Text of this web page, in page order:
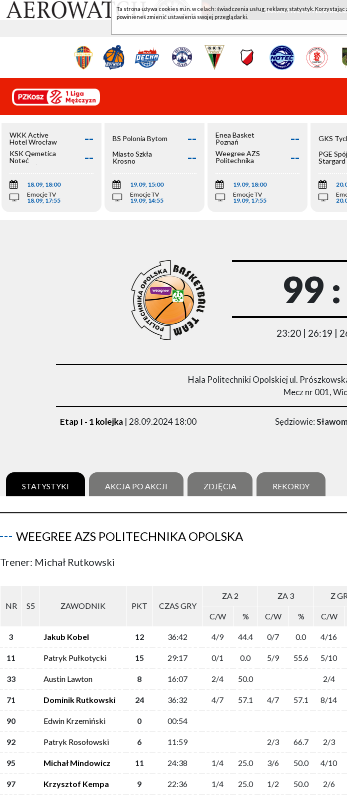
WKK ACTIVE HOTEL
WKK Active
Hotel Wrocław
--
KSK Qemetica
Noteć
Inowrocław
--
18.09, 18:00
Emocje TV
18.09, 17:55
BS Polonia Bytom --
Miasto Szkła
Krosno
--
19.09, 15:00
Emocje TV
19.09, 14:55
Enea Basket
Poznań
--
Weegree AZS
Politechnika
--
19.09, 18:00
Emocje TV
19.09, 17:55
GKS
PGE
Stargard
99
23:20 | 26:19 |
Hala Politechniki Opolskiej ul.
Mecz nr 001,
Etap I - 1 kolejka | 28.09.2024 18:00 Sędziowie:
STATYSTYKI AKCJA PO AKCJI ZDJĘCIA REKORDY
WEEGREE AZS POLITECHNIKA OPOLSKA
Trener: Michał Rutkowski
NR S5 ZAWODNIK PKT CZAS GRY
ZA 2 ZA 3 Z
C/W
% C/W % C/W
3 Jakub Kobel 12 36:42 4/9 44.4 0/7 0.0 4/16
11 Patryk Pułkotycki 15 29:17 0/1 0.0 5/9 55.6 5/10
33 Austin Lawton 8 16:07 2/4 50.0 2/4
71 Dominik Rutkowski 24 36:32 4/7 57.1 4/7 57.1 8/14
90 Edwin Krzemiński 0 00:54
92 Patryk Rosołowski 6 11:59 2/3 66.7 2/3
95 Michał Mindowicz 11 24:38 1/4 25.0 3/6 50.0 4/10
97 Krzysztof Kempa 9 22:36 1/4 25.0 1/2 50.0 2/6
Ta strona używa cookies m.in. w celach: świadczenia usług, reklamy, statystyk.
powinieneś zmienić ustawienia swojej przeglądarki.